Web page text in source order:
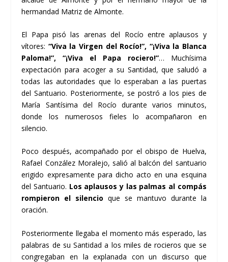
hermandad Matriz de Almonte.
El Papa pisó las arenas del Rocío entre aplausos y
vítores: “Viva la Virgen del Rocío!”, “¡Viva la Blanca
Paloma!”, “¡Viva el Papa rociero!”… Muchísima
expectación para acoger a su Santidad, que saludó a
todas las autoridades que lo esperaban a las puertas
del Santuario. Posteriormente, se postró a los pies de
María Santísima del Rocío durante varios minutos,
donde los numerosos fieles lo acompañaron en
silencio.
Poco después, acompañado por el obispo de Huelva,
Rafael Conzález Moralejo, salió al balcón del santuario
erigido expresamente para dicho acto en una esquina
del Santuario. Los aplausos y las palmas al compás
rompieron el silencio que se mantuvo durante la
oración.
Posteriormente llegaba el momento más esperado, las
palabras de su Santidad a los miles de rocieros que se
congregaban en la explanada con un discurso que